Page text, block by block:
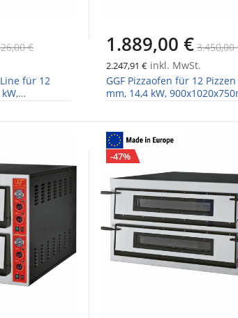
€
für 12
1.889,00 € 3.450,00
2.247,91 €inkl. MwSt.
GGF Pizzaofen für 12
mm, 14,4 kW,
-47%